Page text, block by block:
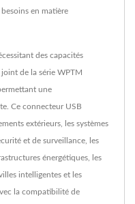
en matière
des capacités
de la série WPTM
une
Ce connecteur USB
extérieurs, les systèmes
et de surveillance, les
énergétiques, les
intelligentes et les
la compatibilité de